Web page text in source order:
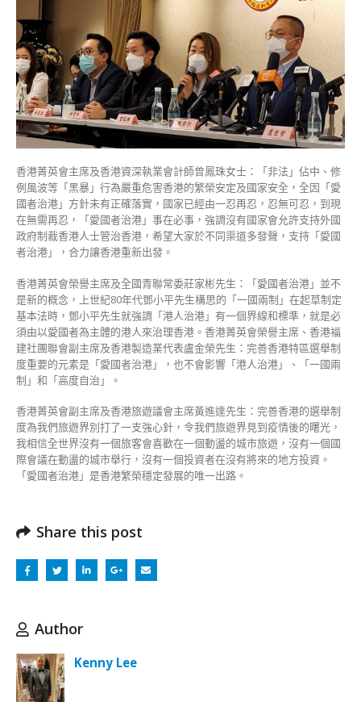
香港菁英會主席及香港資深執業會計師曾鳳珠女士：「非法」佔中、修
例風波等「黑暴」行為嚴重危害香港的繁榮安定及國家安全，全因「愛
國者治港」方針未有正確落實，國家已經由一忍再忍，忍無可忍，到現
在無需再忍，「愛國者治港」事在必事，強調沒有國家會允許支持外國
政府制裁香港人士管治香港，希望大家於不同渠道多發聲，支持「愛國
者治港」，合力讓香港重新出發。
香港菁英會榮譽主席及全國青聯常委莊家彬先生：「愛國者治港」並不
是新的概念，上世紀80年代鄧小平先生構思的「一國兩制」在起草制定
基本法時，鄧小平先生就強調「港人治港」有一個界線和標準，就是必
須由以愛國者為主體的港人來治理香港。香港菁英會榮譽主席、香港福
建社團聯會副主席及香港製造業代表盧金榮先生：完善香港特區選舉制
度重要的元素是「愛國者治港」，也不會影響「港人治港」、「一國兩
制」和「高度自治」。
香港菁英會副主席及香港旅遊議會主席黃進達先生：完善香港的選舉制
度為我們旅遊界別打了一支強心針，令我們旅遊界見到疫情後的曙光，
我相信全世界沒有一個旅客會喜歡在一個動盪的城市旅遊，沒有一個國
際會議在動盪的城市舉行，沒有一個投資者在沒有將來的地方投資。
「愛國者治港」是香港繁榮穩定發展的唯一出路。
Share this post
Author
Kenny Lee